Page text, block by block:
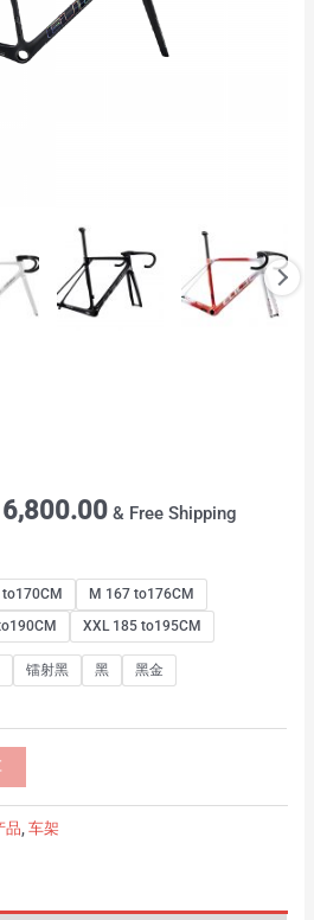
& Free Shipping
to170CM
M 167 to176CM
XXL 185 to195CM
镭射黑 黑 黑金
品 ,车架